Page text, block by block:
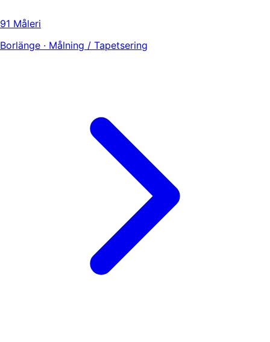
91 Måleri
Borlänge · Målning / Tapetsering